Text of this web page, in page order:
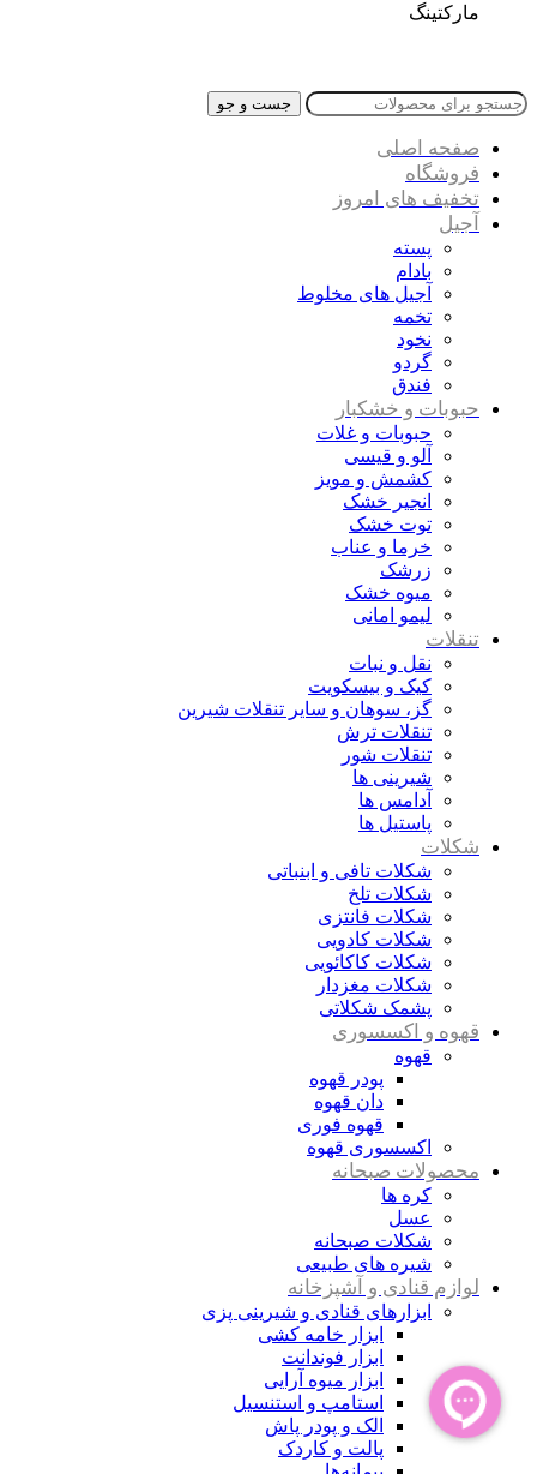
مارکتینگ
جست و جو
صفحه اصلی
فروشگاه
تخفیف های امروز
آجیل
پسته
بادام
آجیل های مخلوط
تخمه
نخود
گردو
فندق
حبوبات و خشکبار
حبوبات و غلات
آلو و قیسی
کشمش و مویز
انجیر خشک
توت خشک
خرما و عناب
زرشک
میوه خشک
لیمو امانی
تنقلات
نقل و نبات
کیک و بیسکویت
گز، سوهان و سایر تنقلات شیرین
تنقلات ترش
تنقلات شور
شیرینی ها
آدامس ها
پاستیل ها
شکلات
شکلات تافی و ابنباتی
شکلات تلخ
شکلات فانتزی
شکلات کادویی
شکلات کاکائویی
شکلات مغزدار
پشمک شکلاتی
قهوه و اکسسوری
قهوه
پودر قهوه
دان قهوه
قهوه فوری
اکسسوری قهوه
محصولات صبحانه
کره ها
عسل
شکلات صبحانه
شیره های طبیعی
لوازم قنادی و آشپزخانه
ابزارهای قنادی و شیرینی پزی
ابزار خامه کشی
ابزار فوندانت
ابزار میوه آرایی
استامپ و استنسیل
الک و پودر پاش
پالت و کاردک